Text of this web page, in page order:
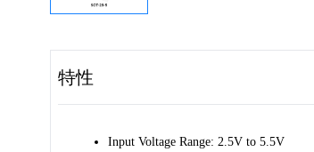
特性
Input Voltage Range: 2.5V to 5.5V